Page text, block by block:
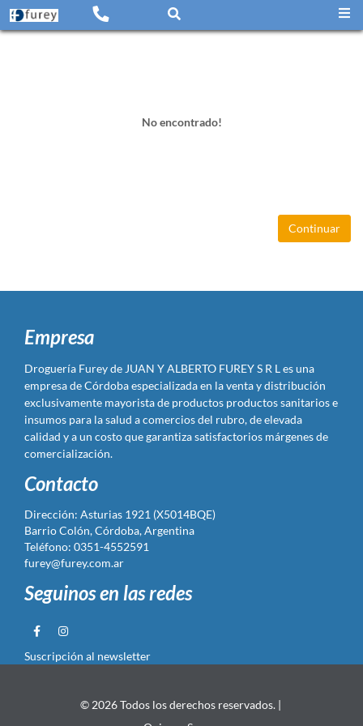
No encontrado!
Continuar
Empresa
Droguería Furey de JUAN Y ALBERTO FUREY S R L es una
empresa de Córdoba especializada en la venta y distribución
exclusivamente mayorista de productos productos sanitarios e
insumos para la salud a comercios del rubro, de elevada
calidad y a un costo que garantiza satisfactorios márgenes de
comercialización.
Contacto
Dirección: Asturias 1921 (X5014BQE)
Barrio Colón, Córdoba, Argentina
Teléfono: 0351-4552591
furey@furey.com.ar
Seguinos en las redes
Suscripción al newsletter
© 2026 Todos los derechos reservados. |